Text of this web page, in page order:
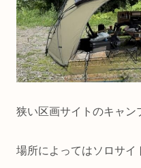
狭い区画サイトのキャン
場所によってはソロサイ